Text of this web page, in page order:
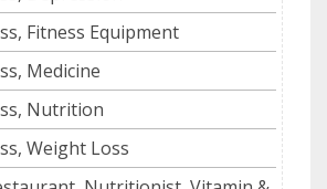
Fitness Equipment
Medicine
Nutrition
Weight Loss